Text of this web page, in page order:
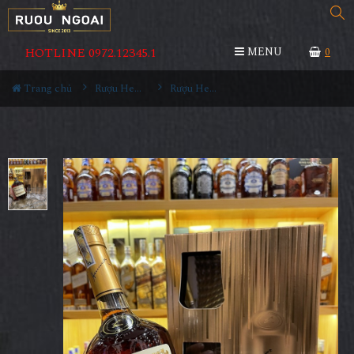
0
HOTLINE 0972.12345.1 MENU
Trang chủ Rượu Hennessy Rượu Hennessy VS Hộp Quà Tết 2022